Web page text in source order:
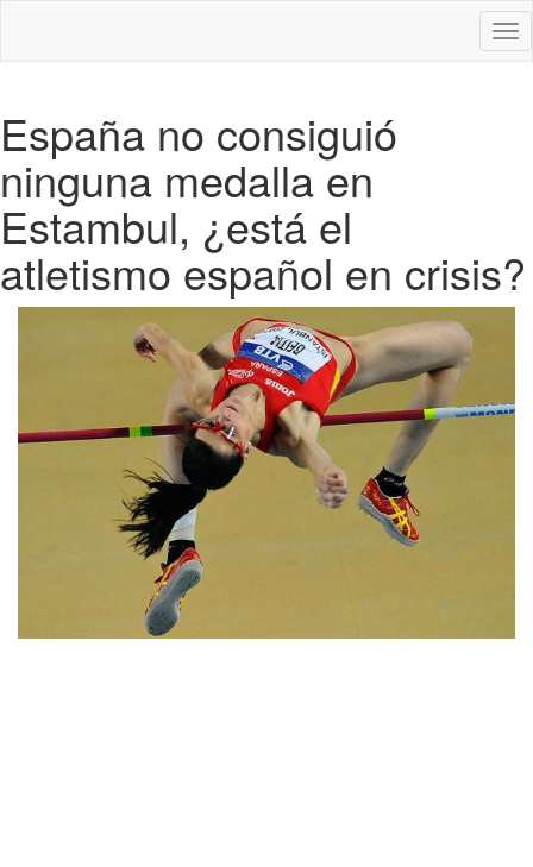
España no consiguió
ninguna medalla en
Estambul, ¿está el
atletismo español en crisis?